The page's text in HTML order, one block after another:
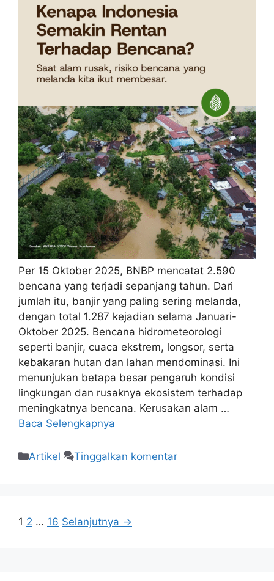
Per 15 Oktober 2025, BNBP mencatat 2.590
bencana yang terjadi sepanjang tahun. Dari
jumlah itu, banjir yang paling sering melanda,
dengan total 1.287 kejadian selama Januari-
Oktober 2025. Bencana hidrometeorologi
seperti banjir, cuaca ekstrem, longsor, serta
kebakaran hutan dan lahan mendominasi. Ini
menunjukan betapa besar pengaruh kondisi
lingkungan dan rusaknya ekosistem terhadap
meningkatnya bencana. Kerusakan alam …
Baca Selengkapnya
Artikel Tinggalkan komentar
1 2 … 16 Selanjutnya →